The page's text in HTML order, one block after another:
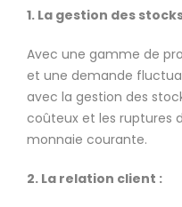
1. La gestion des
Avec une gamme de
et une demande
avec la gestion des
coûteux et les ruptures
monnaie courante.
2. La relation client :